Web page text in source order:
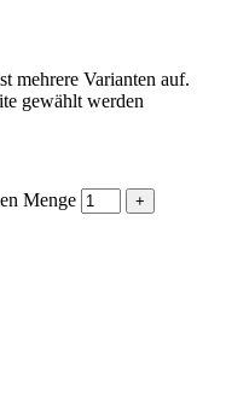
mehrere Varianten auf.
gewählt werden
Menge +